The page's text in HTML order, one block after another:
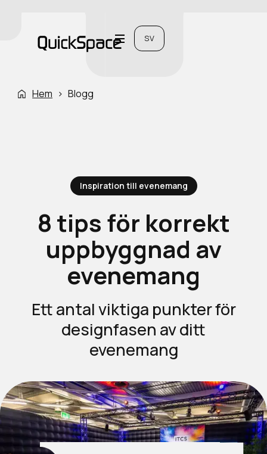
SV
Hem › Blogg
Inspiration till evenemang
8 tips för korrekt
uppbyggnad av
evenemang
Ett antal viktiga punkter för
designfasen av ditt
evenemang